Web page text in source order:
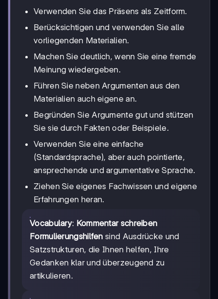
Verwenden Sie das Präsens als Zeitform.
Berücksichtigen und verwenden Sie alle
vorliegenden Materialien.
Machen Sie deutlich, wenn Sie eine fremde
Meinung wiedergeben.
Führen Sie neben Argumenten aus den
Materialien auch eigene an.
Begründen Sie Argumente gut und stützen
Sie sie durch Fakten oder Beispiele.
Verwenden Sie eine einfache
(Standardsprache), aber auch pointierte,
ansprechende und argumentative Sprache.
Ziehen Sie eigenes Fachwissen und eigene
Erfahrungen heran.
Vocabulary: Kommentar schreiben
Formulierungshilfen sind Ausdrücke und
Satzstrukturen, die Ihnen helfen, Ihre
Gedanken klar und überzeugend zu
artikulieren.